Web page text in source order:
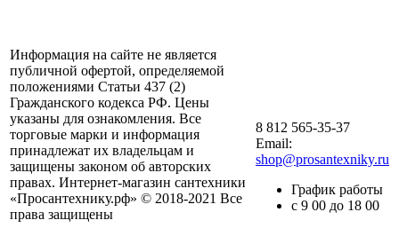
Информация на сайте не является
публичной офертой, определяемой
положениями Статьи 437 (2)
Гражданского кодекса РФ. Цены
указаны для ознакомления. Все
торговые марки и информация
принадлежат их владельцам и
защищены законом об авторских
правах. Интернет-магазин сантехники
«Просантехнику.рф» © 2018-2021 Все
права защищены
8 812 565-35-37
Email:
shop@prosantexniky.ru
График работы
с 9 00 до 18 00